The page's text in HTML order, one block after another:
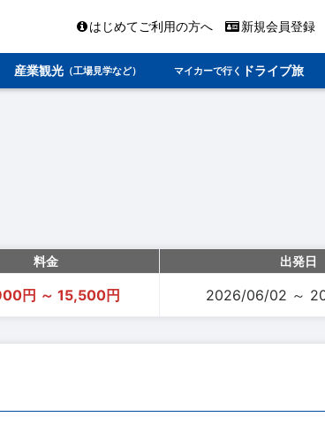
はじめてご利用の方へ 新規会員登録
産業観光 （工場見学など） マイカーで行く ドライブ旅
料金 出発日
円 ～ 15,500円 2026/06/02 ～